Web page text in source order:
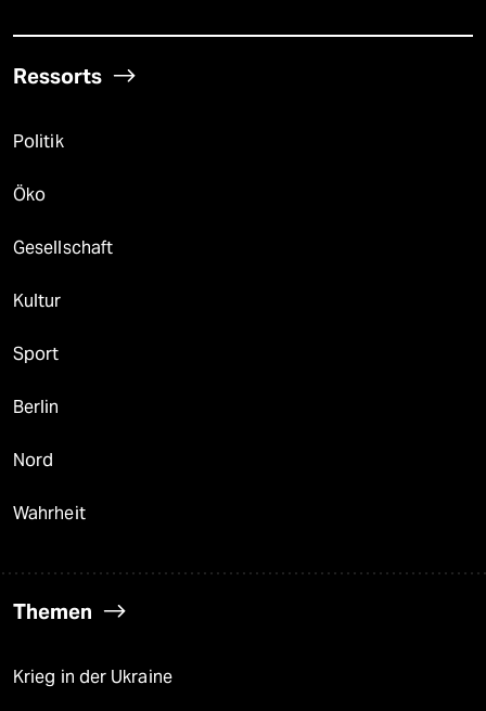
Ressorts
Politik
Öko
Gesellschaft
Kultur
Sport
Berlin
Nord
Wahrheit
Themen
Krieg in der Ukraine